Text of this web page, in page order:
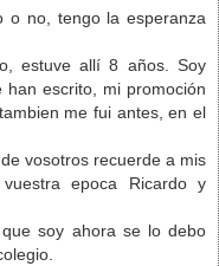
o no, tengo la esperanza
estuve allí 8 años. Soy
escrito, mi promoción
me fui antes, en el
vosotros recuerde a mis
epoca Ricardo y
soy ahora se lo debo